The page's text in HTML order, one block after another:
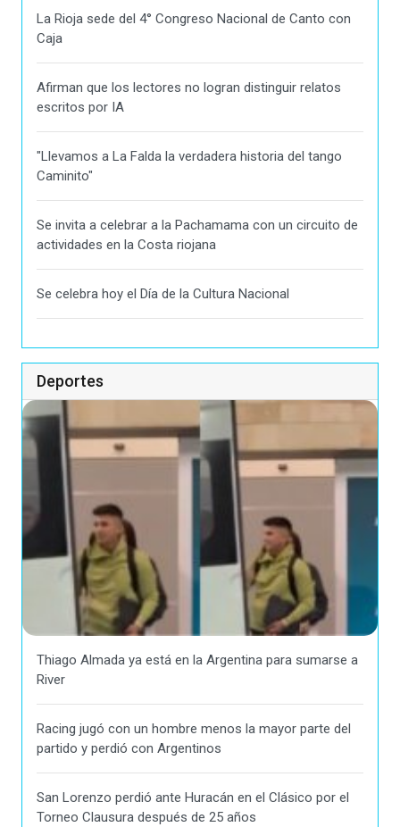
La Rioja sede del 4° Congreso Nacional de Canto con
Caja
Afirman que los lectores no logran distinguir relatos
escritos por IA
"Llevamos a La Falda la verdadera historia del tango
Caminito"
Se invita a celebrar a la Pachamama con un circuito de
actividades en la Costa riojana
Se celebra hoy el Día de la Cultura Nacional
Deportes
Thiago Almada ya está en la Argentina para sumarse a
River
Racing jugó con un hombre menos la mayor parte del
partido y perdió con Argentinos
San Lorenzo perdió ante Huracán en el Clásico por el
Torneo Clausura después de 25 años